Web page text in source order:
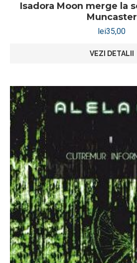
Isadora Moon merge la
Muncaster
lei35,00
VEZI DETALII